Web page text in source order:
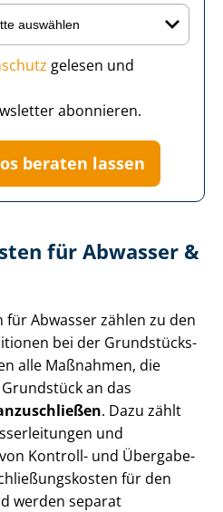
gelesen und
abonnieren.
beraten lassen
für Abwasser &
für Abwasser zählen zu den
bei der Grund­stücks­
alle Maßnahmen, die
an das
. Dazu zählt
und
Kontroll- und Über­ga­be­
für den
werden separat